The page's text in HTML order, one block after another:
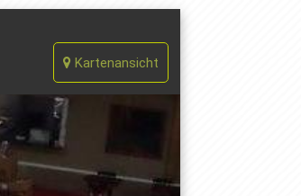
Kartenansicht